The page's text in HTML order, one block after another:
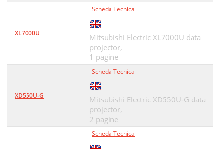
XL7000U
Scheda Tecnica
Mitsubishi Electric XL7000U data
projector,
1 pagine
XD550U-G
Scheda Tecnica
Mitsubishi Electric XD550U-G data
projector,
2 pagine
Scheda Tecnica